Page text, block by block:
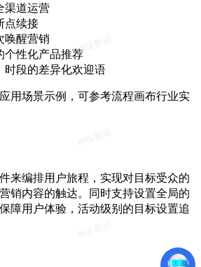
渠道运营
点续接
唤醒营销
个性化产品推荐
时段的差异化欢迎语
用场景示例，可参考流程画布行业实
来编排用户旅程，实现对目标受众的
销内容的触达。同时支持设置全局的
障用户体验，活动级别的目标设置追